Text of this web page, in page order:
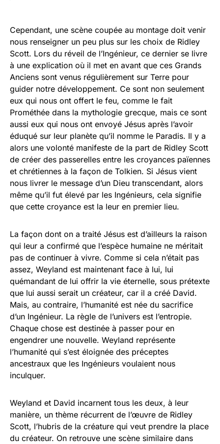
Cependant, une scène coupée au montage doit venir
nous renseigner un peu plus sur les choix de Ridley
Scott. Lors du réveil de l’Ingénieur, ce dernier se livre
à une explication où il met en avant que ces Grands
Anciens sont venus régulièrement sur Terre pour
guider notre développement. Ce sont non seulement
eux qui nous ont offert le feu, comme le fait
Prométhée dans la mythologie grecque, mais ce sont
aussi eux qui nous ont envoyé Jésus après l’avoir
éduqué sur leur planète qu’il nomme le Paradis. Il y a
alors une volonté manifeste de la part de Ridley Scott
de créer des passerelles entre les croyances païennes
et chrétiennes à la façon de Tolkien. Si Jésus vient
nous livrer le message d’un Dieu transcendant, alors
même qu’il fut élevé par les Ingénieurs, cela signifie
que cette croyance est la leur en premier lieu.
La façon dont on a traité Jésus est d’ailleurs la raison
qui leur a confirmé que l’espèce humaine ne méritait
pas de continuer à vivre. Comme si cela n’était pas
assez, Weyland est maintenant face à lui, lui
quémandant de lui offrir la vie éternelle, sous prétexte
que lui aussi serait un créateur, car il a créé David.
Mais, au contraire, l’humanité est née du sacrifice
d’un Ingénieur. La règle de l’univers est l’entropie.
Chaque chose est destinée à passer pour en
engendrer une nouvelle. Weyland représente
l’humanité qui s’est éloignée des préceptes
ancestraux que les Ingénieurs voulaient nous
inculquer.
Weyland et David incarnent tous les deux, à leur
manière, un thème récurrent de l’œuvre de Ridley
Scott, l’hubris de la créature qui veut prendre la place
du créateur. On retrouve une scène similaire dans